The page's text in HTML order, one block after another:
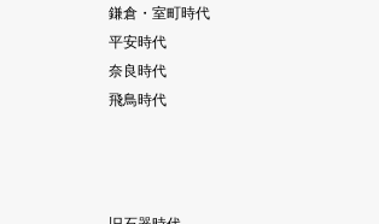
鎌倉・室町時代
平安時代
奈良時代
飛鳥時代